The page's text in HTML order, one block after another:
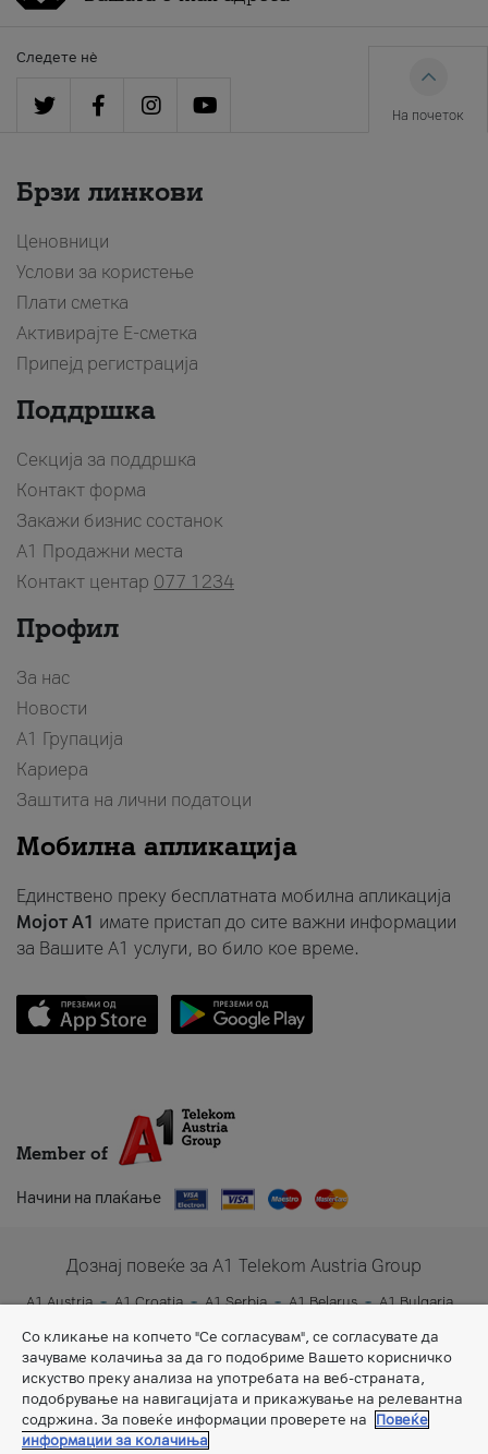
Следете нè
На почеток
Брзи линкови
Ценовници
Услови за користење
Плати сметка
Активирајте Е-сметка
Припејд регистрација
Поддршка
Секција за поддршка
Контакт форма
Закажи бизнис состанок
A1 Продажни места
Контакт центар 077 1234
Профил
За нас
Новости
А1 Групација
Кариера
Заштита на лични податоци
Мобилна апликација
Единствено преку бесплатната мобилна апликација
Мојот A1 имате пристап до сите важни информации
за Вашите A1 услуги, во било кое време.
Member of
Начини на плаќање
Дознај повеќе за A1 Telekom Austria Group
A1 Austria A1 Croatia A1 Serbia A1 Belarus
A1 Bulgaria
A1 Slovenia
A1 Digital
Со кликање на копчето "Се согласувам", се согласувате да
зачуваме колачиња за да го подобриме Вашето корисничко
искуство преку анализа на употребата на веб-страната,
подобрување на навигацијата и прикажување на релевантна
содржина. За повеќе информации проверете на
Повеќе
информации за колачиња